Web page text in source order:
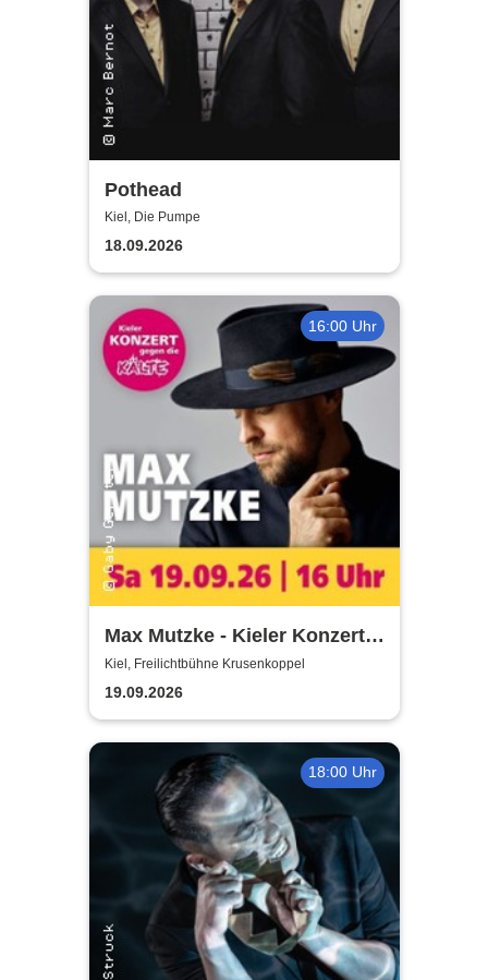
Pothead
Kiel, Die Pumpe
18.09.2026
16:00 Uhr
Max Mutzke - Kieler Konzert
gegen die Kälte
Kiel, Freilichtbühne Krusenkoppel
19.09.2026
18:00 Uhr